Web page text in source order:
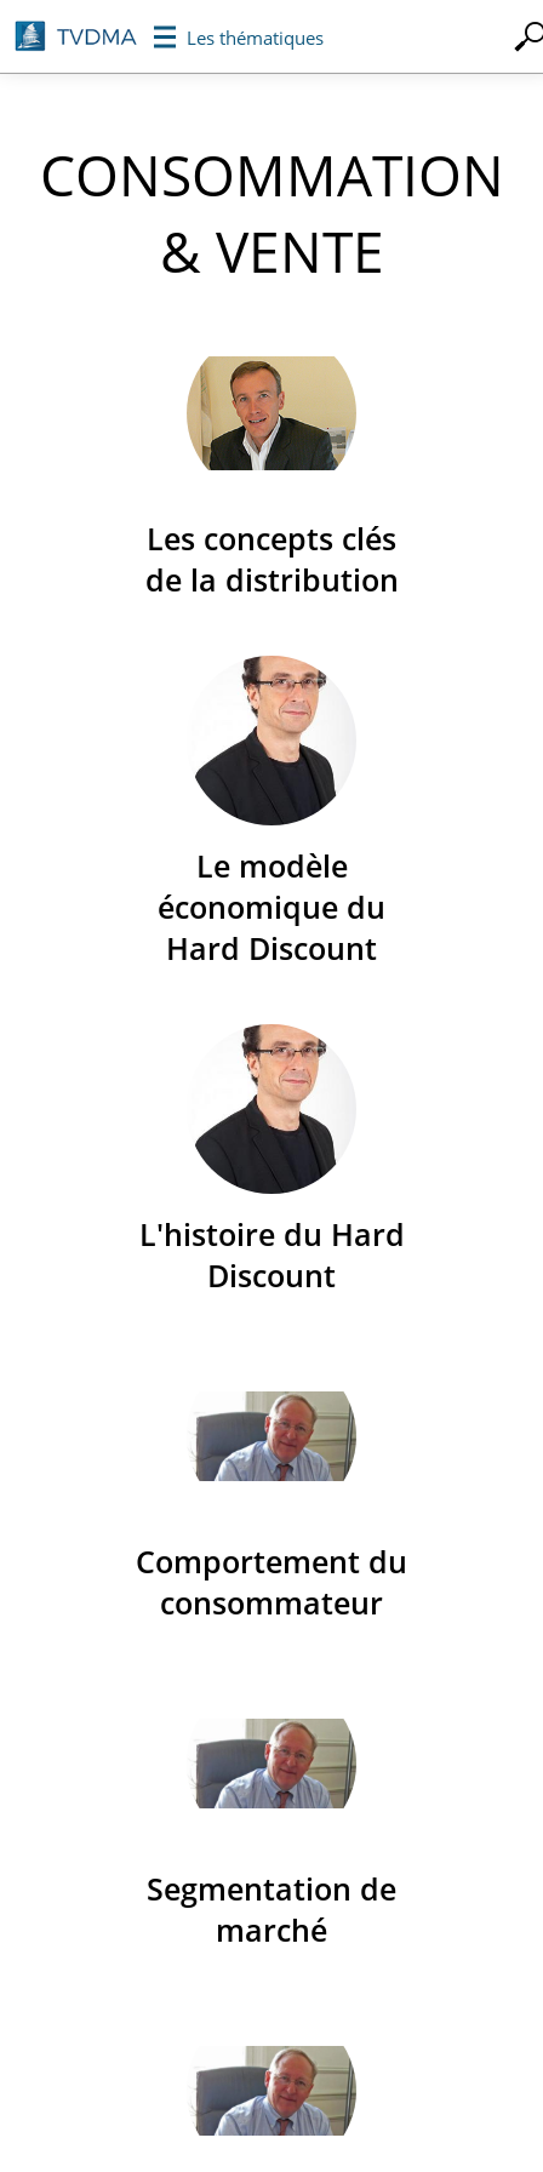
Aller
au
contenu
Les thématiques
CONSOMMATION
& VENTE
Les concepts clés
de la distribution
Le modèle
économique du
Hard Discount
L'histoire du Hard
Discount
Comportement du
consommateur
Segmentation de
marché